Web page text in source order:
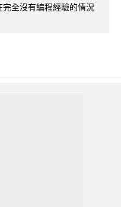
全沒有編程經驗的情況